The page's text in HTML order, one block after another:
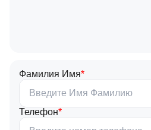
Фамилия Имя
Телефон